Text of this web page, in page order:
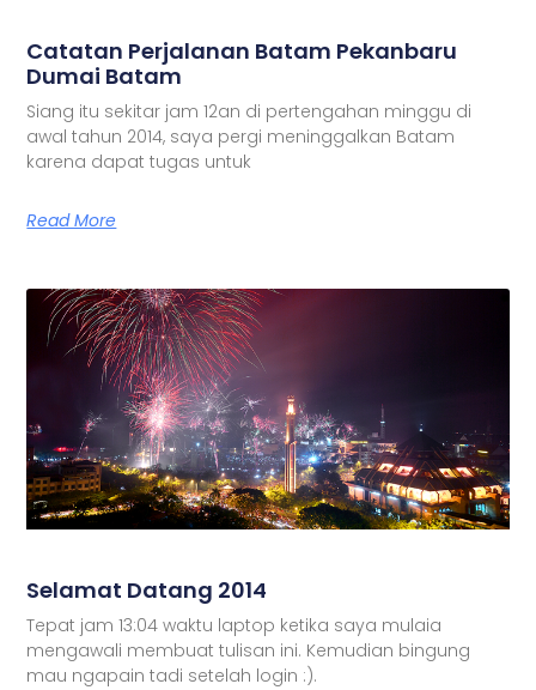
Catatan Perjalanan Batam Pekanbaru
Dumai Batam
Siang itu sekitar jam 12an di pertengahan minggu di
awal tahun 2014, saya pergi meninggalkan Batam
karena dapat tugas untuk
Read More
Selamat Datang 2014
Tepat jam 13:04 waktu laptop ketika saya mulaia
mengawali membuat tulisan ini. Kemudian bingung
mau ngapain tadi setelah login :).